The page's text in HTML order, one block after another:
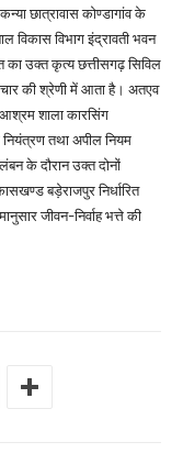
छात्रावास कोण्डागांव के
विकास विभाग इंद्रावती भवन
का उक्त कृत्य छत्तीसगढ़ सिविल
की श्रेणी में आता है। अतएव
शाला कारसिंग
नियंत्रण तथा अपील नियम
के दौरान उक्त दोनों
बड़ेराजपुर निर्धारित
जीवन-निर्वाह भत्ते की